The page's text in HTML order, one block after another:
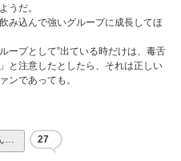
うだ。
み込んで強いグループに成長してほ
ープとして”出ている時だけは、毒舌
と注意したとしたら、それは正しい
ンであっても。
… 27